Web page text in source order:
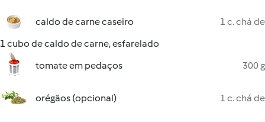
caldo de carne caseiro
1 c. chá de
1 cubo de caldo de carne, esfarelado
tomate em pedaços
300 g
orégãos (opcional) 1 c. chá de